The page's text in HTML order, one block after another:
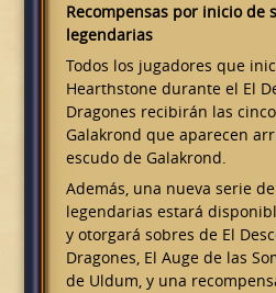
Recompensas por inicio de
legendarias
Todos los jugadores que
Hearthstone durante el El
Dragones recibirán las
Galakrond que aparecen
escudo de Galakrond.
Además, una nueva serie
legendarias estará
y otorgará sobres de El
Dragones, El Auge de las
de Uldum, y una